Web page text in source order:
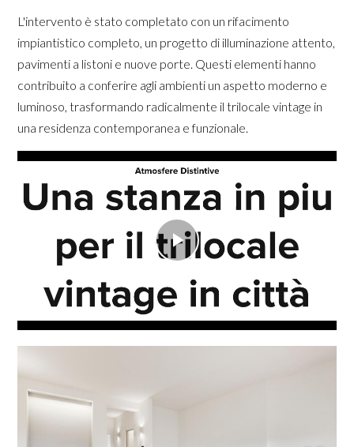
L'intervento è stato completato con un rifacimento
impiantistico completo, un progetto di illuminazione attento,
pavimenti a listoni e nuove porte. Questi elementi hanno
contribuito a conferire agli ambienti un aspetto moderno e
luminoso, trasformando radicalmente il trilocale vintage in
una residenza contemporanea e funzionale.
Play
Video